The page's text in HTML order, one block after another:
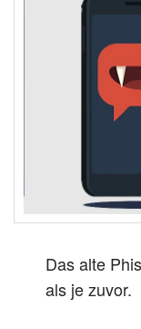
Das alte
als je zuvor.